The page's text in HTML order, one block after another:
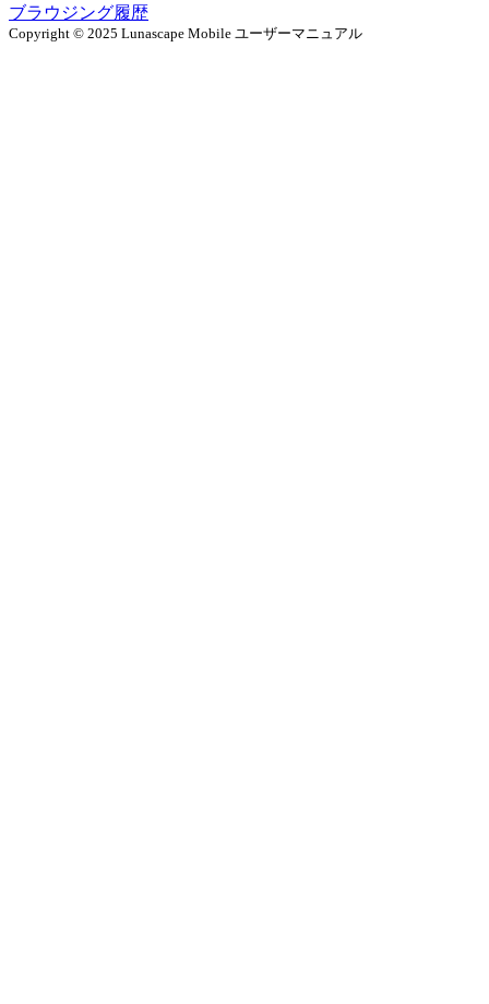
ブラウジング履歴
Copyright © 2025 Lunascape Mobile ユーザーマニュアル